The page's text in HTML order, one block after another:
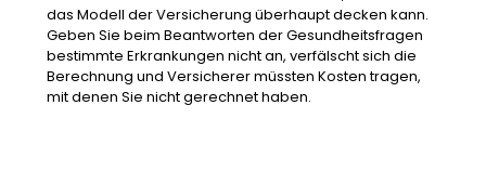
das Modell der Versicherung überhaupt decken kann.
Geben Sie beim Beantworten der Gesundheitsfragen
bestimmte Erkrankungen nicht an, verfälscht sich die
Berechnung und Versicherer müssten Kosten tragen,
mit denen Sie nicht gerechnet haben.